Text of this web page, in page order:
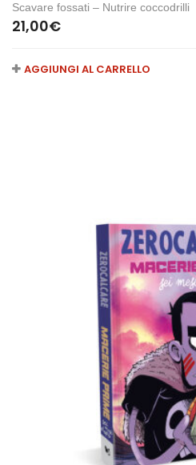
Scavare fossati – Nutrire coccodrilli
21,00€
AGGIUNGI AL CARRELLO